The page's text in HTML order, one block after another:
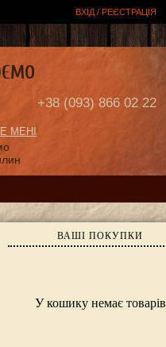
ВХІД / РЕЄСТРАЦІЯ
ВАШІ ПОКУПКИ
У кошику немає товарів
+38 (093) 866 02 22
МЕНІ